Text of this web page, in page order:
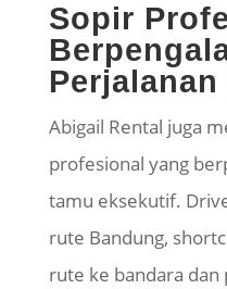
Sopir
Abigail Rental juga
profesional yang
tamu eksekutif.
rute Bandung,
rute ke bandara